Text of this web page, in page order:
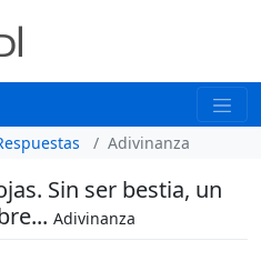
Adivinanza
Sin ser bestia, un
Adivinanza